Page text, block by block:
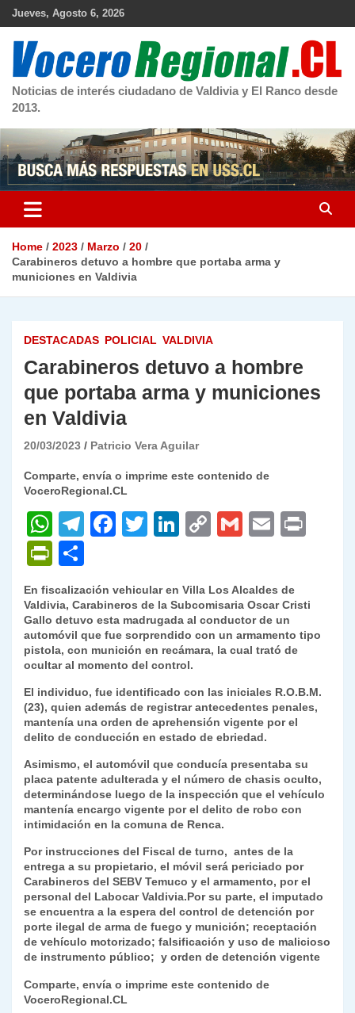
Skip
Jueves, Agosto 6, 2026
Noticias de interés ciudadano de Valdivia y El Ranco desde
2013.
Home 2023 Marzo
20
Carabineros detuvo a hombre que portaba arma y
municiones en Valdivia
DESTACADAS POLICIAL VALDIVIA
Carabineros detuvo a hombre
que portaba arma y municiones
en Valdivia
20/03/2023 Patricio Vera Aguilar
Comparte, envía o imprime este contenido de
VoceroRegional.CL
W
h
at
s
A
p
p
T
gr
a
m
F
e
b
o
o
k
T
er
Li
e
dI
n
C
y
Li
n
G
l
E
l
P
ri
nt
Fr
ie
n
dl
y
o
m
p
ar
tir
En fiscalización vehicular en Villa Los Alcaldes de
Valdivia, Carabineros de la Subcomisaria Oscar Cristi
Gallo detuvo esta madrugada al conductor de un
automóvil que fue sorprendido con un armamento tipo
pistola, con munición en recámara, la cual trató de
ocultar al momento del control.
El individuo, fue identificado con las iniciales R.O.B.M.
(23), quien además de registrar antecedentes penales,
mantenía una orden de aprehensión vigente por el
delito de conducción en estado de ebriedad.
Asimismo, el automóvil que conducía presentaba su
placa patente adulterada y el número de chasis oculto,
determinándose luego de la inspección que el vehículo
mantenía encargo vigente por el delito de robo con
intimidación en la comuna de Renca.
Por instrucciones del Fiscal de turno, antes de la
entrega a su propietario, el móvil será periciado por
Carabineros del SEBV Temuco y el armamento, por el
personal del Labocar Valdivia.Por su parte, el imputado
se encuentra a la espera del control de detención por
porte ilegal de arma de fuego y munición; receptación
de vehículo motorizado; falsificación y uso de malicioso
de instrumento público; y orden de detención vigente
Comparte, envía o imprime este contenido de
VoceroRegional.CL